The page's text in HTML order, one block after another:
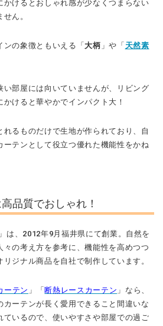
かけるとおしゃれ感が少なくつまらない
ん。
ンの象徴ともいえる「大柄 」や「 天然素
い部屋には向いていませんが、リビング
けると華やかでインパクト大！
れるものだけで生地が作られており、自
ーテンとして役立つ優れた機能性をかね
品質でおしゃれ！
」は、2012年9月福井県にて創業。自然を
々の考え方を参考に、機能性を高めつつ
ジナル商品を自社で制作しています。
ーテン 」「 断熱レースカーテン 」なら、
カーテンが長く愛用できること間違いな
ているので、使いやすさや部屋での過ご